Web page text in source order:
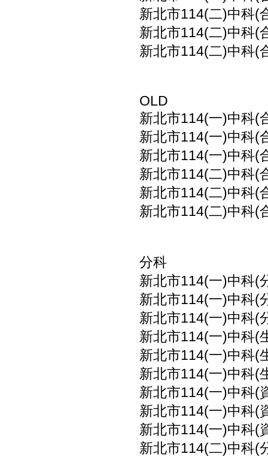
新北市114(二)中科(
新北市114(二)中科(
新北市114(二)中科(
OLD
新北市114(一)中科(
新北市114(一)中科(
新北市114(一)中科(
新北市114(二)中科(
新北市114(二)中科(
新北市114(二)中科(
分科
新北市114(一)中科(
新北市114(一)中科(
新北市114(一)中科(
新北市114(一)中科(
新北市114(一)中科(
新北市114(一)中科(
新北市114(一)中科(
新北市114(一)中科(
新北市114(一)中科(
新北市114(二)中科(